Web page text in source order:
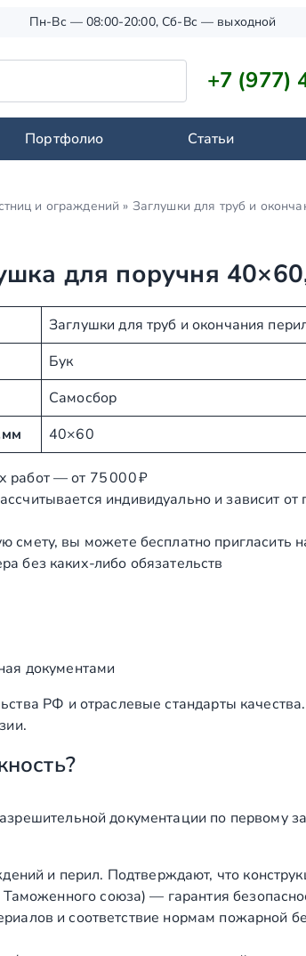
Пн-Вс — 08:00-20:00, Сб-Вс — выходной
+7 (977)
Портфолио Статьи
и ограждений » Заглушки для труб и
для поручня
Заглушки для труб и окончания
Бук
Самосбор
40×60
работ — от 75 000 ₽
индивидуально и зависит от
смету, вы можете бесплатно пригласить
без каких‑либо обязательств
документами
РФ и отраслевые стандарты
документации по первому
и перил. Подтверждают, что
Таможенного союза) — гарантия
и соответствие нормам пожарной